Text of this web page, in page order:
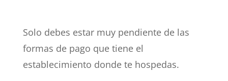
Solo debes estar muy pendiente de las
formas de pago que tiene el
establecimiento donde te hospedas.